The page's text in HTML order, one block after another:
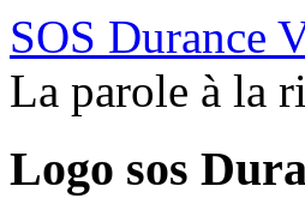
SOS Durance
La parole à la
Logo sos